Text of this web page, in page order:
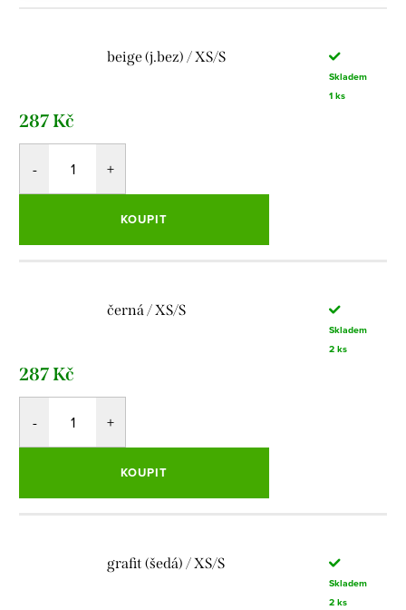
beige (j.bez) / XS/S
Skladem
1 ks
287 Kč
KOUPIT
černá / XS/S
Skladem
2 ks
287 Kč
KOUPIT
grafit (šedá) / XS/S
Skladem
2 ks